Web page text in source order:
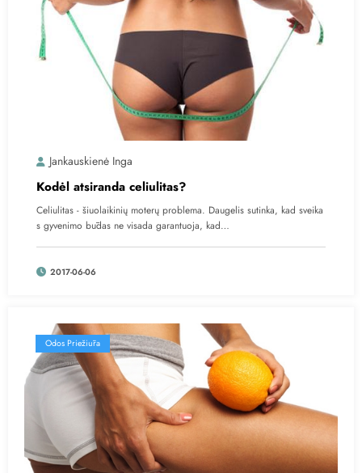
Jankauskienė Inga
Kodėl atsiranda celiulitas?
Celiulitas - šiuolaikinių moterų problema. Daugelis sutinka, kad sveika
s gyvenimo būdas ne visada garantuoja, kad…
2017-06-06
Odos Priežiūra